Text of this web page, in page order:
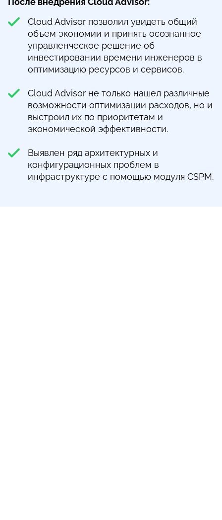
Cloud Advisor позволил увидеть общий
объем экономии и принять осознанное
управленческое решение об
инвестировании времени инженеров в
оптимизацию ресурсов и сервисов.
Cloud Advisor не только нашел различные
возможности оптимизации расходов, но и
выстроил их по приоритетам и
экономической эффективности.
Выявлен ряд архитектурных и
конфигурационных проблем в
инфраструктуре с помощью модуля CSPM.